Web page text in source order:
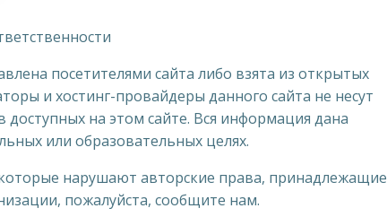
посетителями сайта либо взята из открытых
и хостинг-провайдеры данного сайта не несут
доступных на этом сайте. Вся информация дана
или образовательных целях.
нарушают авторские права, принадлежащие
пожалуйста, сообщите нам.